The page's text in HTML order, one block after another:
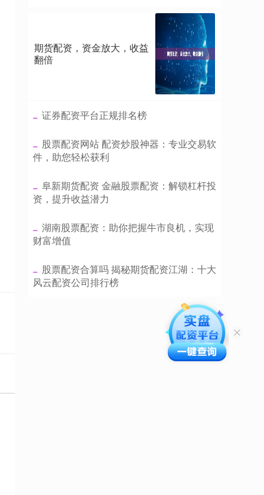
期货配资，资金放大，收益
翻倍
​证券配资平台正规排名榜
​股票配资网站 配资炒股神器：专业交易软
件，助您轻松获利
​阜新期货配资 金融股票配资：解锁杠杆投
资，提升收益潜力
​湖南股票配资：助你把握牛市良机，实现
财富增值
​股票配资合算吗 揭秘期货配资江湖：十大
风云配资公司排行榜